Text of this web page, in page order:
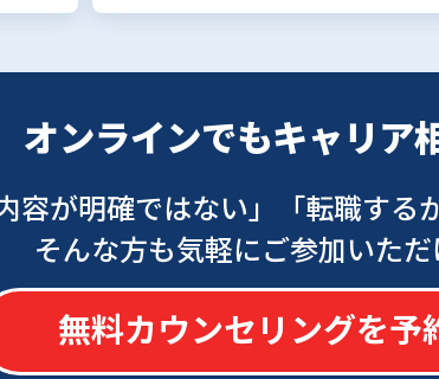
オンラインでもキャリア
容が明確ではない」
「転職する
そんな方も気軽にご参加いただ
無料カウンセリングを予